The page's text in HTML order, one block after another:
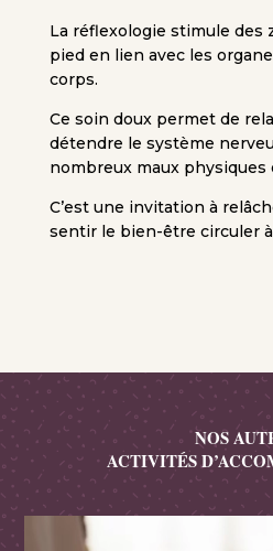
La réflexologie stimule des
pied en lien avec les
corps.
Ce soin doux permet de
détendre le système
nombreux maux physiques
C’est une invitation à
sentir le bien-être circuler
NOS
ACTIVITÉS